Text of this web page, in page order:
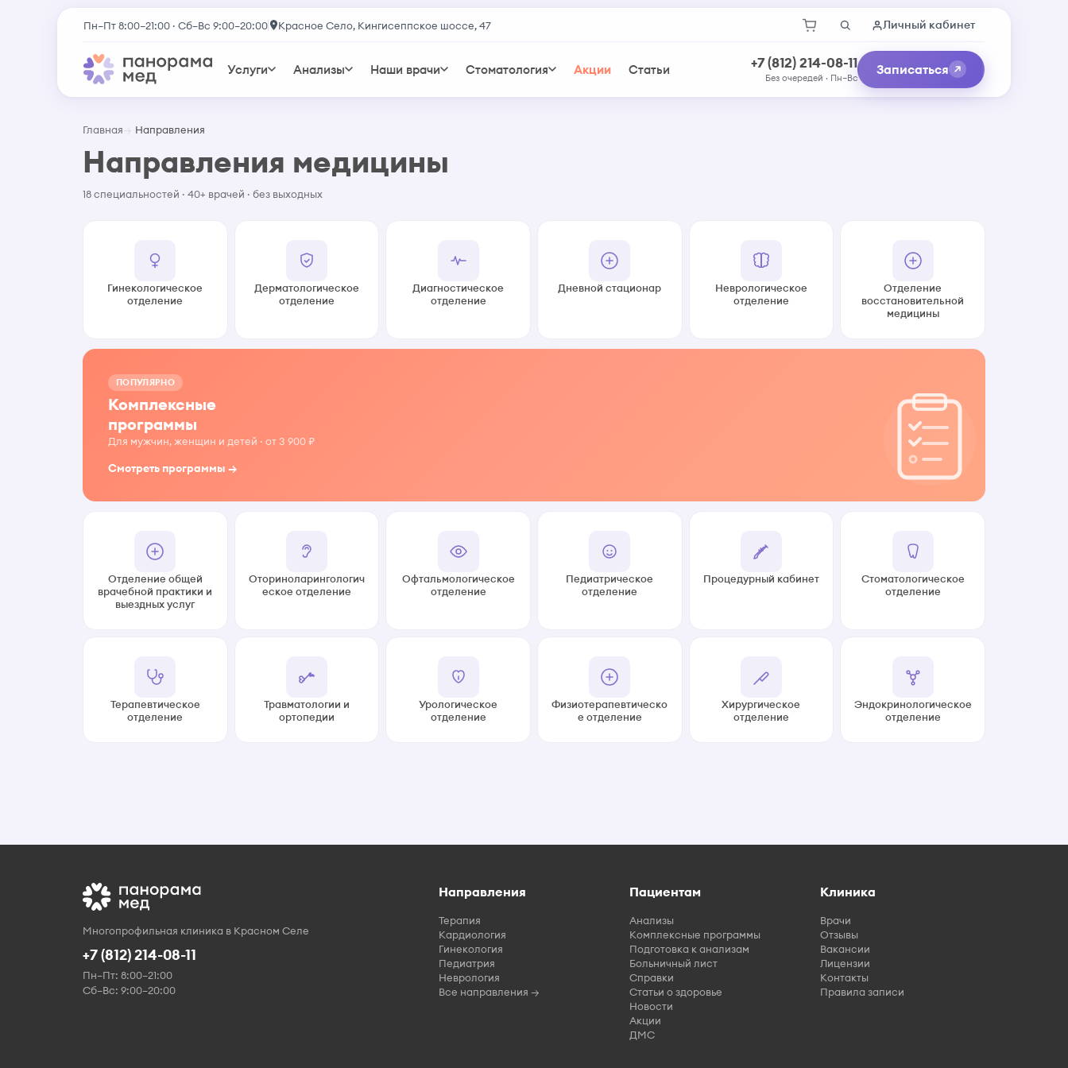
Пн–Пт 8:00–21:00 · Сб–Вс 9:00–20:00 Красное Село, Кингисеппское шоссе, 47 Личный кабинет
Услуги Анализы Наши врачи Стоматология Акции Статьи +7 (812) 214-08-11
Без очередей · Пн–Вс
Записаться
Главная Направления
Направления медицины
18 специальностей · 40+ врачей · без выходных
Гинекологическое
отделение
Дерматологическое
отделение
Диагностическое
отделение
Дневной стационар
Неврологическое
отделение
Отделение
восстановительной
медицины
ПОПУЛЯРНО
Комплексные
программы
Для мужчин, женщин и детей · от 3 900 ₽
Смотреть программы →
Отделение общей
врачебной практики и
выездных услуг
Оториноларингологич
еское отделение
Офтальмологическое
отделение
Педиатрическое
отделение
Процедурный кабинет
Стоматологическое
отделение
Терапевтическое
отделение
Травматологии и
ортопедии
Урологическое
отделение
Физиотерапевтическо
е отделение
Хирургическое
отделение
Эндокринологическое
отделение
Многопрофильная клиника в Красном Селе
+7 (812) 214-08-11
Пн–Пт: 8:00–21:00
Сб–Вс: 9:00–20:00
Направления
Терапия
Кардиология
Гинекология
Педиатрия
Неврология
Все направления →
Пациентам
Анализы
Комплексные программы
Подготовка к анализам
Больничный лист
Справки
Статьи о здоровье
Новости
Акции
ДМС
Клиника
Врачи
Отзывы
Вакансии
Лицензии
Контакты
Правила записи